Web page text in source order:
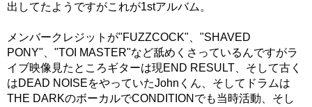
出してたようですがこれが1stアルバム。
メンバークレジットが"FUZZCOCK"、"SHAVED
PONY"、"TOI MASTER"など舐めくさっているんですがラ
イブ映像見たところギターは現END RESULT、そして古く
はDEAD NOISEをやっていたJohnくん、そしてドラムは
THE DARKのボーカルでCONDITIONでも当時活動、そし